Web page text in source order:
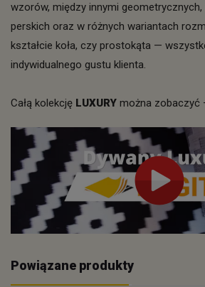
wzorów, między innymi
perskich oraz w różnych wariantach
kształcie koła, czy prostokąta —
indywidualnego gustu klienta.
Całą kolekcję LUXURY można zobaczyć
Powiązane produkty